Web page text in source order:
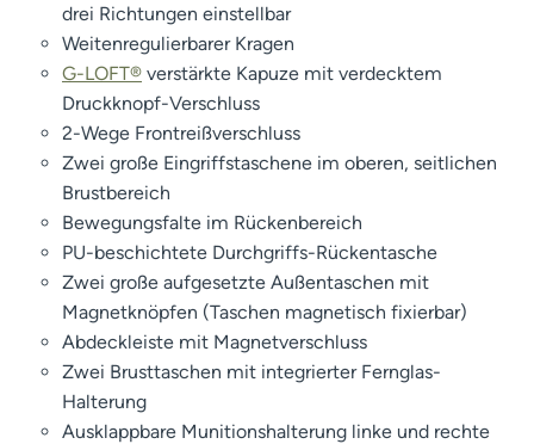
drei Richtungen einstellbar
Weitenregulierbarer Kragen
G-LOFT® verstärkte Kapuze mit verdecktem
Druckknopf-Verschluss
2-Wege Frontreißverschluss
Zwei große Eingriffstaschene im oberen, seitlichen
Brustbereich
Bewegungsfalte im Rückenbereich
PU-beschichtete Durchgriffs-Rückentasche
Zwei große aufgesetzte Außentaschen mit
Magnetknöpfen (Taschen magnetisch fixierbar)
Abdeckleiste mit Magnetverschluss
Zwei Brusttaschen mit integrierter Fernglas-
Halterung
Ausklappbare Munitionshalterung linke und rechte